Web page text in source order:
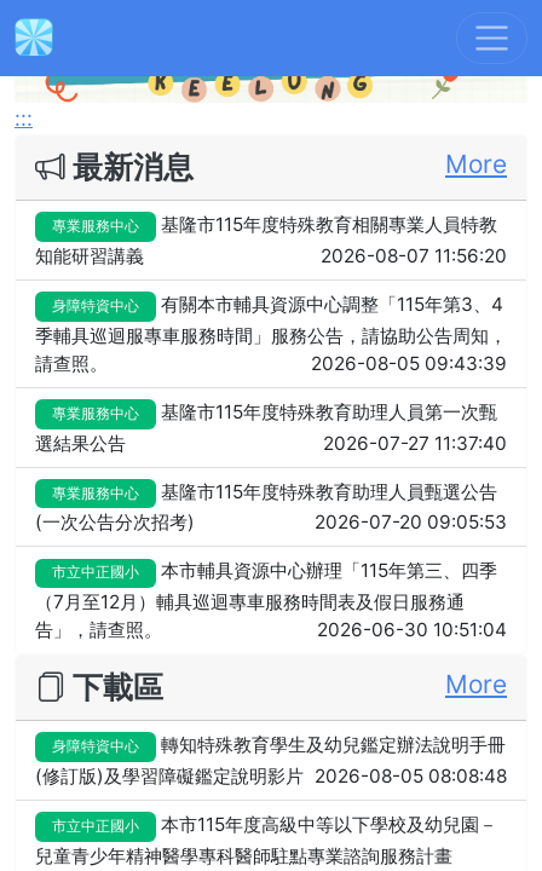
:::
More
最新消息
專業服務中心
基隆市115年度特殊教育相關專業人員特教
知能研習講義
2026-08-07 11:56:20
身障特資中心
有關本市輔具資源中心調整「115年第3、4
季輔具巡迴服專車服務時間」服務公告，請協助公告周知，
請查照。
2026-08-05 09:43:39
專業服務中心
基隆市115年度特殊教育助理人員第一次甄
選結果公告
2026-07-27 11:37:40
專業服務中心
基隆市115年度特殊教育助理人員甄選公告
(一次公告分次招考)
2026-07-20 09:05:53
市立中正國小
本市輔具資源中心辦理「115年第三、四季
（7月至12月）輔具巡迴專車服務時間表及假日服務通
告」，請查照。
2026-06-30 10:51:04
More
下載區
身障特資中心
轉知特殊教育學生及幼兒鑑定辦法說明手冊
(修訂版)及學習障礙鑑定說明影片 2026-08-05 08:08:48
市立中正國小
本市115年度高級中等以下學校及幼兒園－
兒童青少年精神醫學專科醫師駐點專業諮詢服務計畫